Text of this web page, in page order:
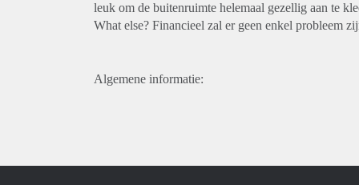
leuk om de buitenruimte helemaal gezellig aan te
What else? Financieel zal er geen enkel probleem
Algemene informatie: